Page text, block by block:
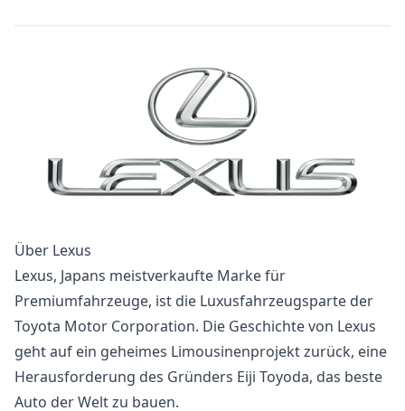
Über Lexus
Lexus, Japans meistverkaufte Marke für
Premiumfahrzeuge, ist die Luxusfahrzeugsparte der
Toyota Motor Corporation. Die Geschichte von Lexus
geht auf ein geheimes Limousinenprojekt zurück, eine
Herausforderung des Gründers Eiji Toyoda, das beste
Auto der Welt zu bauen.